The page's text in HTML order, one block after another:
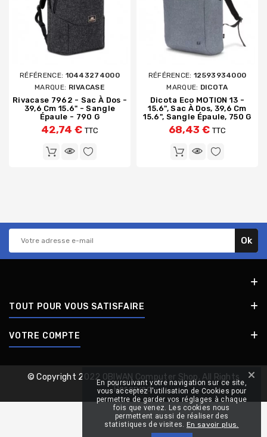
RÉFÉRENCE: 10443274000
MARQUE: RIVACASE
Rivacase 7962 - Sac À Dos -
39,6 Cm 15.6" - Sangle
Épaule - 790 G
42,74 € TTC
RÉFÉRENCE: 12593934000
MARQUE: DICOTA
Dicota Eco MOTION 13 -
15.6", Sac À Dos, 39,6 Cm
15.6", Sangle Épaule, 750 G
68,43 € TTC
TOUT POUR VOUS SATISFAIRE
VOTRE COMPTE
© Copyright 2022 OBIWAN Computer Shop. All Rights
Reserved.
En poursuivant votre navigation sur ce site,
vous acceptez l'utilisation de Cookies pour
permettre de garder vos réglages à chaque
fois que venez. Les cookies nous
permettent aussi de réaliser des
statistiques de visites. En savoir plus.